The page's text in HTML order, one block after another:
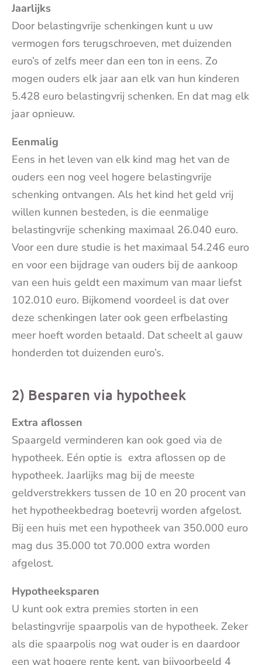
Jaarlijks
Door belastingvrije schenkingen kunt u uw
vermogen fors terugschroeven, met duizenden
euro’s of zelfs meer dan een ton in eens. Zo
mogen ouders elk jaar aan elk van hun kinderen
5.428 euro belastingvrij schenken. En dat mag elk
jaar opnieuw.
Eenmalig
Eens in het leven van elk kind mag het van de
ouders een nog veel hogere belastingvrije
schenking ontvangen. Als het kind het geld vrij
willen kunnen besteden, is die eenmalige
belastingvrije schenking maximaal 26.040 euro.
Voor een dure studie is het maximaal 54.246 euro
en voor een bijdrage van ouders bij de aankoop
van een huis geldt een maximum van maar liefst
102.010 euro. Bijkomend voordeel is dat over
deze schenkingen later ook geen erfbelasting
meer hoeft worden betaald. Dat scheelt al gauw
honderden tot duizenden euro’s.
2) Besparen via hypotheek
Extra aflossen
Spaargeld verminderen kan ook goed via de
hypotheek. Eén optie is extra aflossen op de
hypotheek. Jaarlijks mag bij de meeste
geldverstrekkers tussen de 10 en 20 procent van
het hypotheekbedrag boetevrij worden afgelost.
Bij een huis met een hypotheek van 350.000 euro
mag dus 35.000 tot 70.000 extra worden
afgelost.
Hypotheeksparen
U kunt ook extra premies storten in een
belastingvrije spaarpolis van de hypotheek. Zeker
als die spaarpolis nog wat ouder is en daardoor
een wat hogere rente kent, van bijvoorbeeld 4